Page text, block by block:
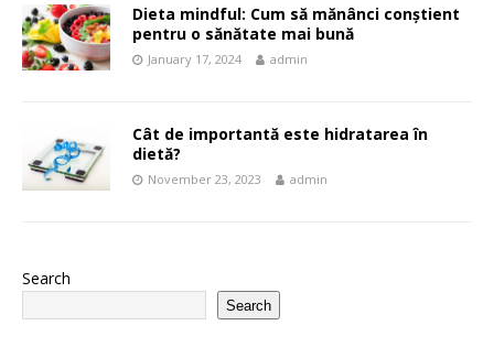
Dieta mindful: Cum să mănânci conștient
pentru o sănătate mai bună
January 17, 2024 admin
Cât de importantă este hidratarea în
dietă?
November 23, 2023 admin
Search
Search